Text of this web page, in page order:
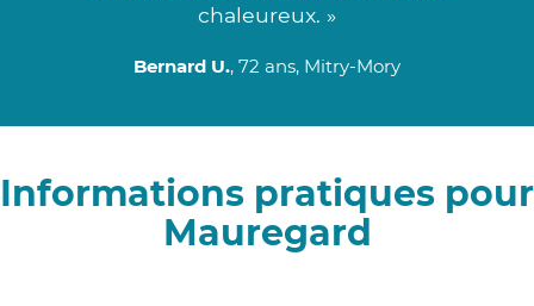
chaleureux. »
Bernard U., 72 ans, Mitry-Mory
Informations pratiques pour
Mauregard